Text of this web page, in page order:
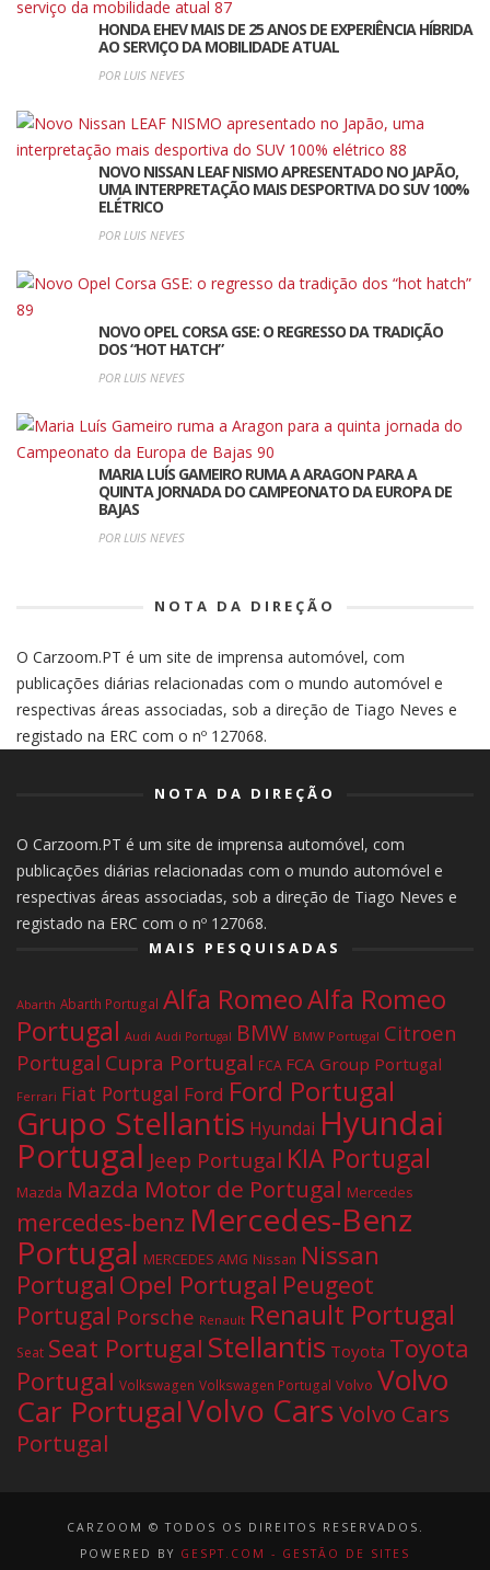
HONDA EHEV MAIS DE 25 ANOS DE EXPERIÊNCIA HÍBRIDA
AO SERVIÇO DA MOBILIDADE ATUAL
POR LUIS NEVES
NOVO NISSAN LEAF NISMO APRESENTADO NO JAPÃO,
UMA INTERPRETAÇÃO MAIS DESPORTIVA DO SUV 100%
ELÉTRICO
POR LUIS NEVES
NOVO OPEL CORSA GSE: O REGRESSO DA TRADIÇÃO
DOS “HOT HATCH”
POR LUIS NEVES
MARIA LUÍS GAMEIRO RUMA A ARAGON PARA A
QUINTA JORNADA DO CAMPEONATO DA EUROPA DE
BAJAS
POR LUIS NEVES
NOTA DA DIREÇÃO
O Carzoom.PT é um site de imprensa automóvel, com
publicações diárias relacionadas com o mundo automóvel e
respectivas áreas associadas, sob a direção de Tiago Neves e
registado na ERC com o nº 127068.
NOTA DA DIREÇÃO
O Carzoom.PT é um site de imprensa automóvel, com
publicações diárias relacionadas com o mundo automóvel e
respectivas áreas associadas, sob a direção de Tiago Neves e
registado na ERC com o nº 127068.
MAIS PESQUISADAS
Abarth Abarth Portugal Alfa RomeoAlfa Romeo
Portugal Audi Audi Portugal BMW BMW Portugal Citroen
Portugal Cupra Portugal FCA FCA Group Portugal
Ferrari Fiat Portugal Ford Ford Portugal
Grupo Stellantis Hyundai Hyundai
Portugal Jeep Portugal KIA Portugal
Mazda Mazda Motor de Portugal Mercedes
mercedes-benz Mercedes-Benz
Portugal MERCEDES AMG Nissan Nissan
Portugal Opel Portugal Peugeot
Portugal Porsche Renault Renault Portugal
Seat Seat Portugal Stellantis Toyota Toyota
Portugal Volkswagen Volkswagen Portugal Volvo Volvo
Car PortugalVolvo CarsVolvo Cars
Portugal
CARZOOM © TODOS OS DIREITOS RESERVADOS.
POWERED BY GESPT.COM - GESTÃO DE SITES